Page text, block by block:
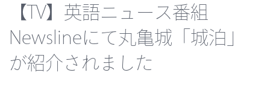
【TV】英語ニュース番組
Newslineにて丸亀城「城泊」
が紹介されました